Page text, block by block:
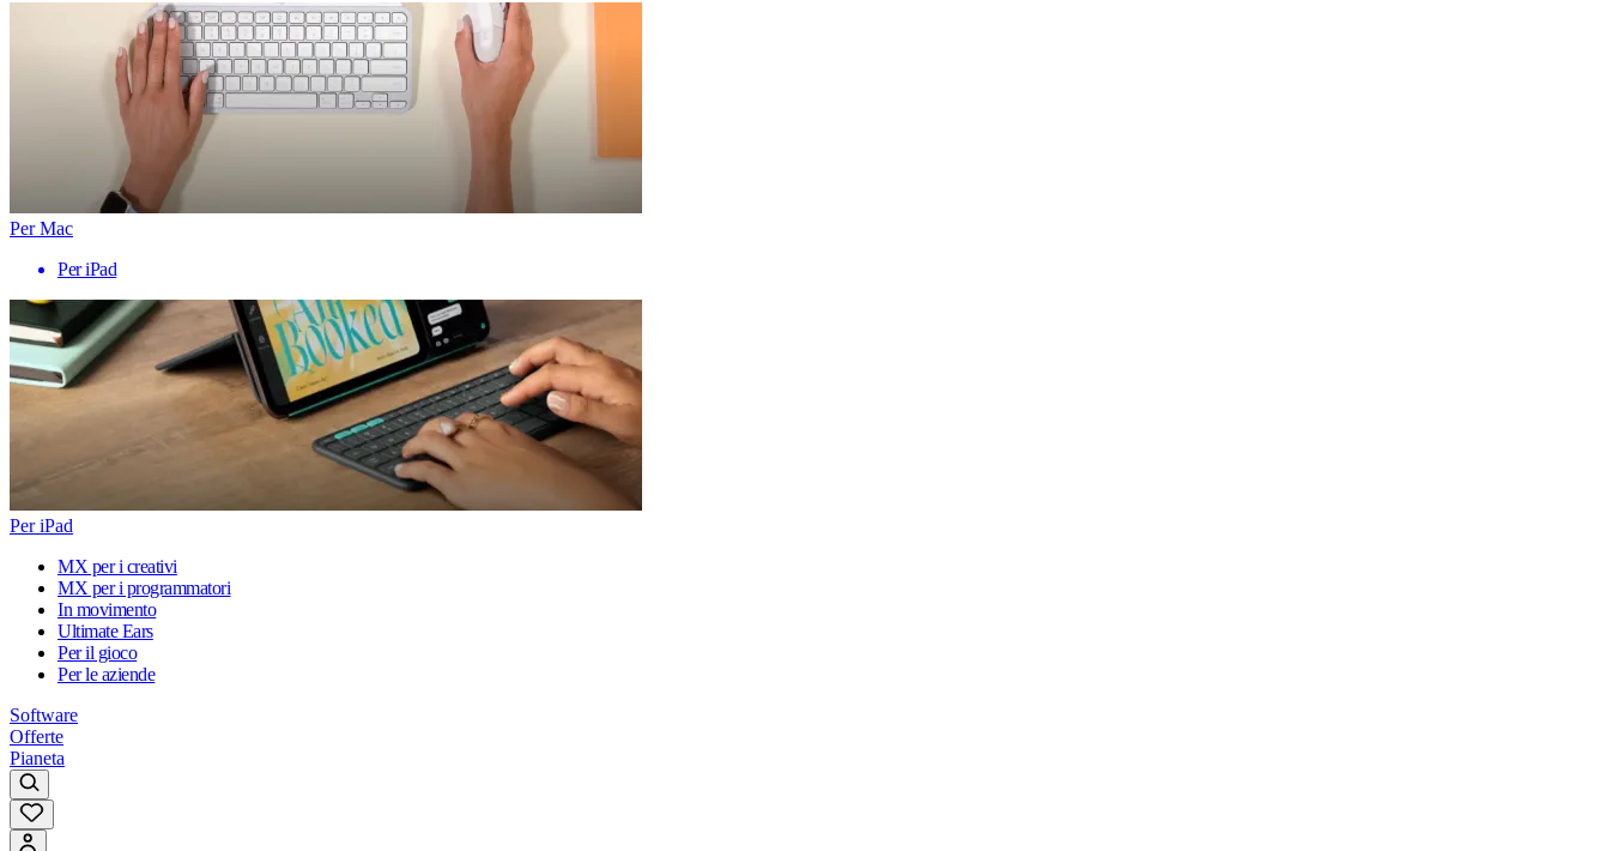
Per Mac
Per iPad
Per iPad
MX per i creativi
MX per i programmatori
In movimento
Ultimate Ears
Per il gioco
Per le aziende
Software
Offerte
Pianeta